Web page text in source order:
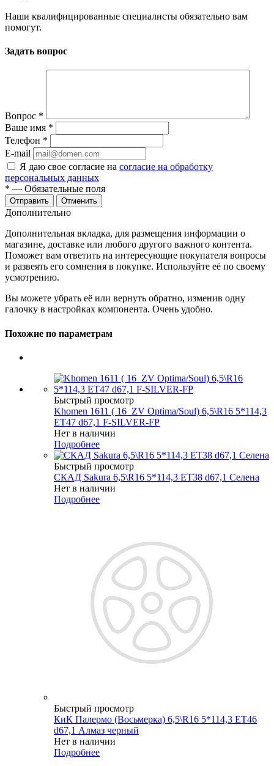
Наши квалифицированные специалисты обязательно вам
помогут.
Задать вопрос
Вопрос *
Ваше имя *
Телефон *
E-mail
Я даю свое согласие на согласие на обработку
персональных данных
* — Обязательные поля
Отменить
Дополнительно
Дополнительная вкладка, для размещения информации о
магазине, доставке или любого другого важного контента.
Поможет вам ответить на интересующие покупателя вопросы
и развеять его сомнения в покупке. Используйте её по своему
усмотрению.
Вы можете убрать её или вернуть обратно, изменив одну
галочку в настройках компонента. Очень удобно.
Похожие по параметрам
Быстрый просмотр
Khomen 1611 ( 16_ZV Optima/Soul) 6,5\R16 5*114,3
ET47 d67,1 F-SILVER-FP
Нет в наличии
Подробнее
Быстрый просмотр
СКАД Sakura 6,5\R16 5*114,3 ET38 d67,1 Селена
Нет в наличии
Подробнее
Быстрый просмотр
КиК Палермо (Восьмерка) 6,5\R16 5*114,3 ET46
d67,1 Алмаз черный
Нет в наличии
Подробнее